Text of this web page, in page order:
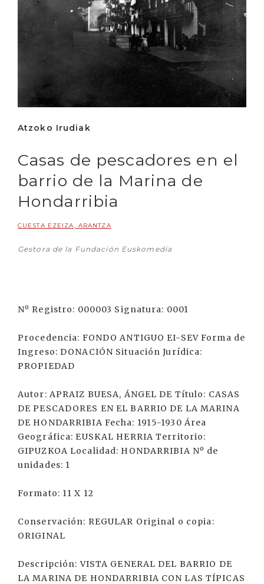
Atzoko Irudiak
Casas de pescadores en el
barrio de la Marina de
Hondarribia
CUESTA EZEIZA, ARANTZA
Gestora de la Fundación Euskomedia
Nº Registro: 000003 Signatura: 0001
Procedencia: FONDO ANTIGUO EI-SEV Forma de
Ingreso: DONACIÓN Situación Jurídica:
PROPIEDAD
Autor: APRAIZ BUESA, ÁNGEL DE Título: CASAS
DE PESCADORES EN EL BARRIO DE LA MARINA
DE HONDARRIBIA Fecha: 1915-1930 Área
Geográfica: EUSKAL HERRIA Territorio:
GIPUZKOA Localidad: HONDARRIBIA Nº de
unidades: 1
Formato: 11 X 12
Conservación: REGULAR Original o copia:
ORIGINAL
Descripción: VISTA GENERAL DEL BARRIO DE
LA MARINA DE HONDARRIBIA CON LAS TÍPICAS